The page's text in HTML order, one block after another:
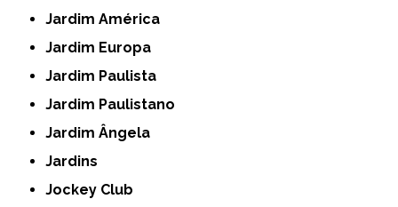
Jardim América
Jardim Europa
Jardim Paulista
Jardim Paulistano
Jardim Ângela
Jardins
Jockey Club